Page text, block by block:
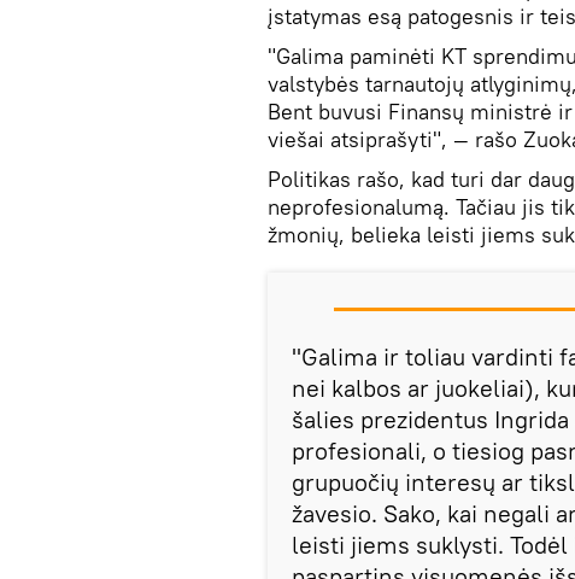
įstatymas esą patogesnis ir
"Galima paminėti KT
valstybės tarnautojų
Bent buvusi Finansų ministrė
viešai atsiprašyti", — rašo
Politikas rašo, kad turi dar
neprofesionalumą. Tačiau jis
žmonių, belieka leisti jiems
"Galima ir toliau vardinti
nei kalbos ar juokeliai),
šalies prezidentus
profesionali, o tiesiog
grupuočių interesų ar
žavesio. Sako, kai negali
leisti jiems suklysti.